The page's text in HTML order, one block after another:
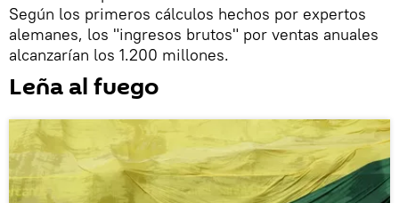
Según los primeros cálculos hechos por expertos
alemanes, los "ingresos brutos" por ventas anuales
alcanzarían los 1.200 millones.
Leña al fuego